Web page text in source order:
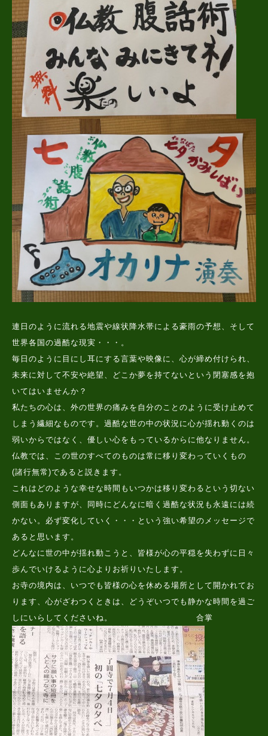
連日のように流れる地震や線状 降水帯による豪雨の予想、そして
世界各国の過酷な現実・・・。
毎日のように目にし耳にする言葉や映像に、心が締め付けられ、
未来に対して不安や絶望、どこか夢を持てないという閉塞感を抱
いてはいませんか？
私たちの心は、外の世界の痛みを自分のことのように受け止めて
しまう繊細なものです。過酷な世の中の状況に心が揺れ動くのは
弱いからではなく、優しい心をもっているからに他なりません。
仏教では、この世のすべてのものは常に移り変わっていくもの
(諸行無常)であると説きます。
これはどのような幸せな時間もいつかは移り変わるという切ない
側面もありますが、同時にどんなに暗く過酷な状況も永遠には続
かない。必ず変化していく・・・という強い希望のメッセージで
あると思います。
どんなに世の中が揺れ動こうと、皆様が心の平穏を失わずに日々
歩んでいけるように心よりお祈りいたします。
お寺の境内は、いつでも皆様の心を休める場所として開かれてお
ります、心がざわつくときは、どうぞいつでも静かな時間を過ご
しにいらしてくださいね。 合掌